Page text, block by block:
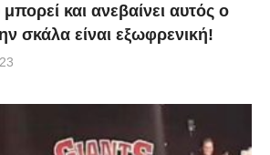
και ανεβαίνει αυτός ο
σκάλα είναι εξωφρενική!